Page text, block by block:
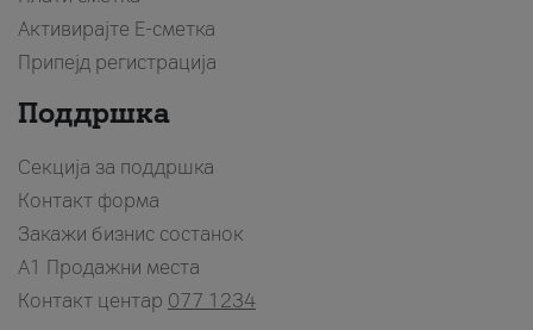
Активирајте Е-сметка
Припејд регистрација
Поддршка
Секција за поддршка
Контакт форма
Закажи бизнис состанок
A1 Продажни места
Контакт центар 077 1234